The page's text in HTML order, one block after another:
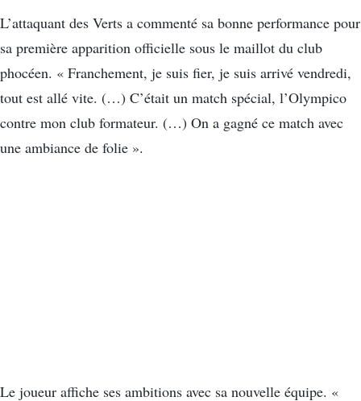
L’attaquant des Verts a commenté sa bonne performance pour
sa première apparition officielle sous le maillot du club
phocéen. « Franchement, je suis fier, je suis arrivé vendredi,
tout est allé vite. (…) C’était un match spécial, l’Olympico
contre mon club formateur. (…) On a gagné ce match avec
une ambiance de folie ».
Le joueur affiche ses ambitions avec sa nouvelle équipe. «